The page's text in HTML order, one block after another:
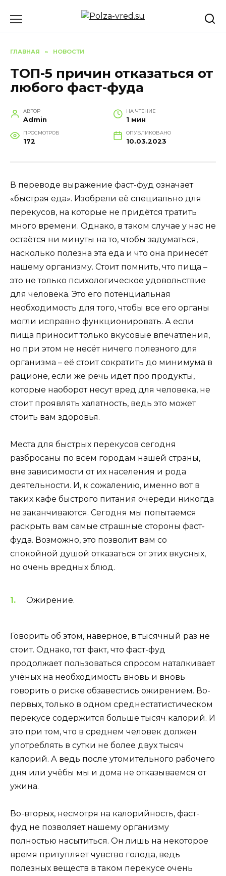
ГЛАВНАЯ » НОВОСТИ
ТОП-5 причин отказаться от
любого фаст-фуда
АВТОР
Admin
НА ЧТЕНИЕ
1 мин
ПРОСМОТРОВ
172
ОПУБЛИКОВАНО
10.03.2023
В переводе выражение фаст-фуд означает
«быстрая еда». Изобрели её специально для
перекусов, на которые не придётся тратить
много времени. Однако, в таком случае у нас не
остаётся ни минуты на то, чтобы задуматься,
насколько полезна эта еда и что она принесёт
нашему организму. Стоит помнить, что пища –
это не только психологическое удовольствие
для человека. Это его потенциальная
необходимость для того, чтобы все его органы
могли исправно функционировать. А если
пища приносит только вкусовые впечатления,
но при этом не несёт ничего полезного для
организма – её стоит сократить до минимума в
рационе, если же речь идёт про продукты,
которые наоборот несут вред для человека, не
стоит проявлять халатность, ведь это может
стоить вам здоровья.
Места для быстрых перекусов сегодня
разбросаны по всем городам нашей страны,
вне зависимости от их населения и рода
деятельности. И, к сожалению, именно вот в
таких кафе быстрого питания очереди никогда
не заканчиваются. Сегодня мы попытаемся
раскрыть вам самые страшные стороны фаст-
фуда. Возможно, это позволит вам со
спокойной душой отказаться от этих вкусных,
но очень вредных блюд.
Ожирение.
Говорить об этом, наверное, в тысячный раз не
стоит. Однако, тот факт, что фаст-фуд
продолжает пользоваться спросом наталкивает
учёных на необходимость вновь и вновь
говорить о риске обзавестись ожирением. Во-
первых, только в одном среднестатистическом
перекусе содержится больше тысяч калорий. И
это при том, что в среднем человек должен
употреблять в сутки не более двух тысяч
калорий. А ведь после утомительного рабочего
дня или учёбы мы и дома не отказываемся от
ужина.
Во-вторых, несмотря на калорийность, фаст-
фуд не позволяет нашему организму
полностью насытиться. Он лишь на некоторое
время притупляет чувство голода, ведь
полезных веществ в таком перекусе очень